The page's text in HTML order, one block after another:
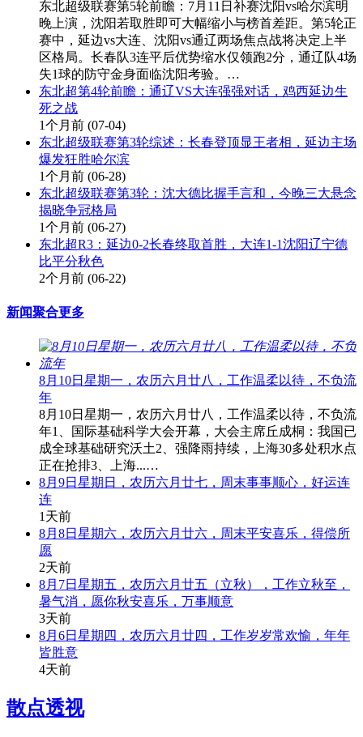
东北超级联赛第5轮前瞻：7月11日补赛沈阳vs哈尔滨明
晚上演，沈阳若取胜即可大幅缩小与榜首差距。第5轮正
赛中，延边vs大连、沈阳vs通辽两场焦点战将决定上半
区格局。长春队3连平后优势缩水仅领跑2分，通辽队4场
失1球的防守金身面临沈阳考验。…
东北超第4轮前瞻：通辽VS大连强强对话，鸡西延边生
死之战
1个月前 (07-04)
东北超级联赛第3轮综述：长春登顶显王者相，延边主场
爆发狂胜哈尔滨
1个月前 (06-28)
东北超级联赛第3轮：沈大德比握手言和，今晚三大悬念
揭晓争冠格局
1个月前 (06-27)
东北超R3：延边0-2长春终取首胜，大连1-1沈阳辽宁德
比平分秋色
2个月前 (06-22)
新闻聚合更多
8月10日星期一，农历六月廿八，工作温柔以待，不负流
年
8月10日星期一，农历六月廿八，工作温柔以待，不负流
年1、国际基础科学大会开幕，大会主席丘成桐：我国已
成全球基础研究沃土2、强降雨持续，上海30多处积水点
正在抢排3、上海...…
8月9日星期日，农历六月廿七，周末事事顺心，好运连
连
1天前
8月8日星期六，农历六月廿六，周末平安喜乐，得偿所
愿
2天前
8月7日星期五，农历六月廿五（立秋），工作立秋至，
暑气消，愿你秋安喜乐，万事顺意
3天前
8月6日星期四，农历六月廿四，工作岁岁常欢愉，年年
皆胜意
4天前
散点透视